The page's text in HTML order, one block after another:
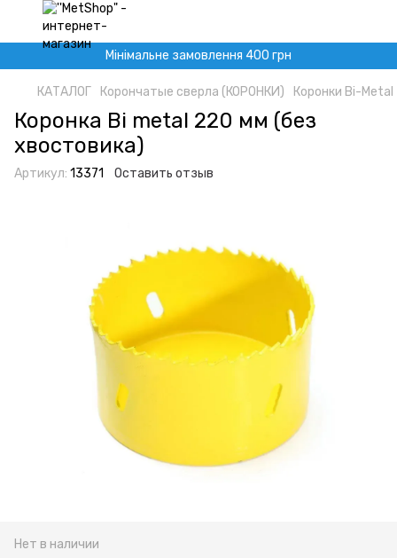
Мінімальне замовлення 400 грн
КАТАЛОГ Корончатые сверла (КОРОНКИ) Коронки Bi-Metal
Коронка Bi metal 220 мм (без
хвостовика)
Артикул: 13371 Оставить отзыв
Нет в наличии